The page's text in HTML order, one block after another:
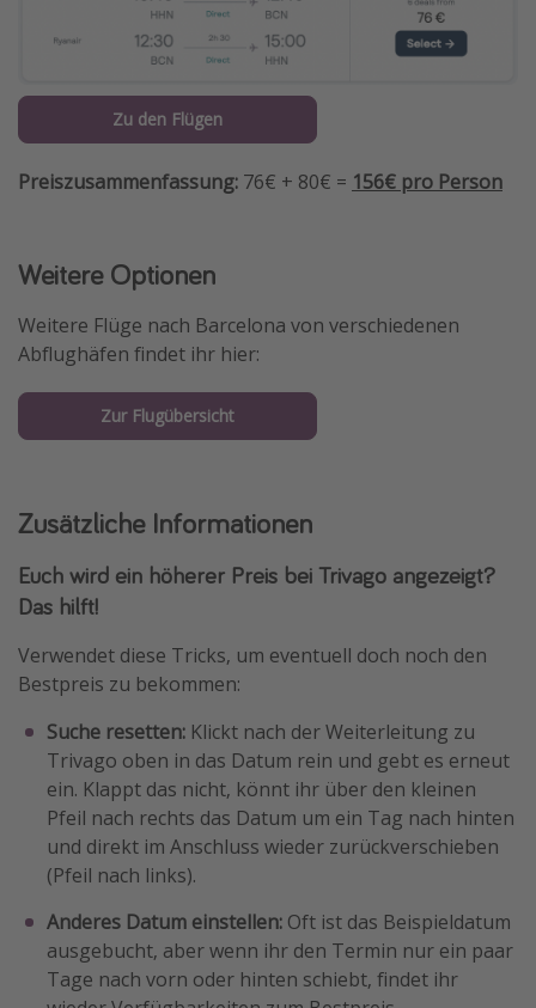
Zu den Flügen
Preiszusammenfassung: 76€ + 80€ = 156€ pro Person
Weitere Optionen
Weitere Flüge nach Barcelona von verschiedenen
Abflughäfen findet ihr hier:
Zur Flugübersicht
Zusätzliche Informationen
Euch wird ein höherer Preis bei Trivago angezeigt?
Das hilft!
Verwendet diese Tricks, um eventuell doch noch den
Bestpreis zu bekommen:
Suche resetten: Klickt nach der Weiterleitung zu
Trivago oben in das Datum rein und gebt es erneut
ein. Klappt das nicht, könnt ihr über den kleinen
Pfeil nach rechts das Datum um ein Tag nach hinten
und direkt im Anschluss wieder zurückverschieben
(Pfeil nach links).
Anderes Datum einstellen: Oft ist das Beispieldatum
ausgebucht, aber wenn ihr den Termin nur ein paar
Tage nach vorn oder hinten schiebt, findet ihr